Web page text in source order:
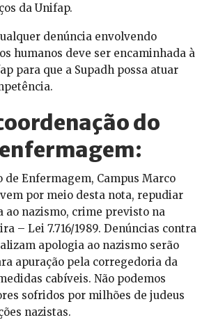
da Unifap.
denúncia envolvendo
humanos deve ser encaminhada à
para que a Supadh possa atuar
do
de Enfermagem, Campus Marco
por meio desta nota, repudiar
ao nazismo, crime previsto na
– Lei 7.716/1989. Denúncias contra
apologia ao nazismo serão
apuração pela corregedoria da
cabíveis. Não podemos
sofridos por milhões de judeus
nazistas.